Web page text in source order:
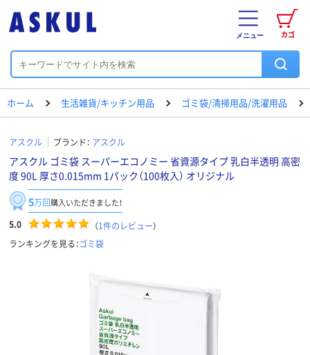
カゴ
メニュー
ホーム 生活雑貨/キッチン用品 ゴミ袋/清掃用品/洗濯用品
アスクル ブランド： アスクル
アスクル ゴミ袋 スーパーエコノミー 省資源タイプ 乳白半透明 高密
度 90L 厚さ0.015mm 1パック（100枚入） オリジナル
5万回購入いただきました！
5.0 （1件のレビュー）
ランキングを見る：ゴミ袋